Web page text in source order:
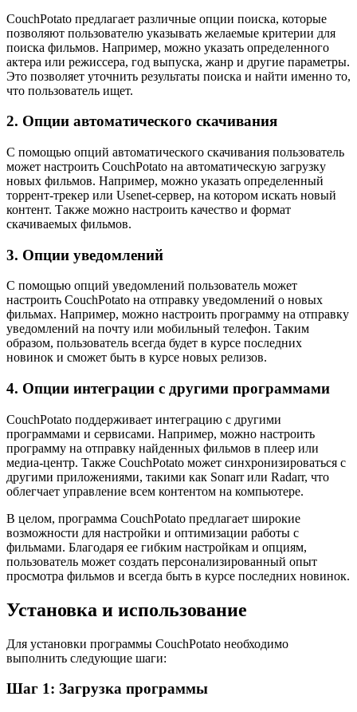
CouchPotato предлагает различные опции поиска, которые
позволяют пользователю указывать желаемые критерии для
поиска фильмов. Например, можно указать определенного
актера или режиссера, год выпуска, жанр и другие параметры.
Это позволяет уточнить результаты поиска и найти именно то,
что пользователь ищет.
2. Опции автоматического скачивания
С помощью опций автоматического скачивания пользователь
может настроить CouchPotato на автоматическую загрузку
новых фильмов. Например, можно указать определенный
торрент-трекер или Usenet-сервер, на котором искать новый
контент. Также можно настроить качество и формат
скачиваемых фильмов.
3. Опции уведомлений
С помощью опций уведомлений пользователь может
настроить CouchPotato на отправку уведомлений о новых
фильмах. Например, можно настроить программу на отправку
уведомлений на почту или мобильный телефон. Таким
образом, пользователь всегда будет в курсе последних
новинок и сможет быть в курсе новых релизов.
4. Опции интеграции с другими программами
CouchPotato поддерживает интеграцию с другими
программами и сервисами. Например, можно настроить
программу на отправку найденных фильмов в плеер или
медиа-центр. Также CouchPotato может синхронизироваться с
другими приложениями, такими как Sonarr или Radarr, что
облегчает управление всем контентом на компьютере.
В целом, программа CouchPotato предлагает широкие
возможности для настройки и оптимизации работы с
фильмами. Благодаря ее гибким настройкам и опциям,
пользователь может создать персонализированный опыт
просмотра фильмов и всегда быть в курсе последних новинок.
Установка и использование
Для установки программы CouchPotato необходимо
выполнить следующие шаги:
Шаг 1: Загрузка программы